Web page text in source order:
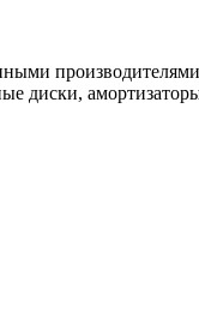
производителями